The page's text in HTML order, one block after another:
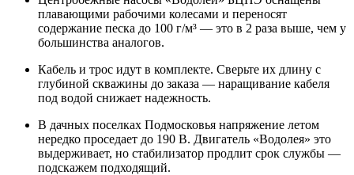
плавающими рабочими колесами и переносят
содержание песка до 100 г/м³ — это в 2 раза выше, чем у
большинства аналогов.
Кабель и трос идут в комплекте. Сверьте их длину с
глубиной скважины до заказа — наращивание кабеля
под водой снижает надежность.
В дачных поселках Подмосковья напряжение летом
нередко проседает до 190 В. Двигатель «Водолея» это
выдерживает, но стабилизатор продлит срок службы —
подскажем подходящий.